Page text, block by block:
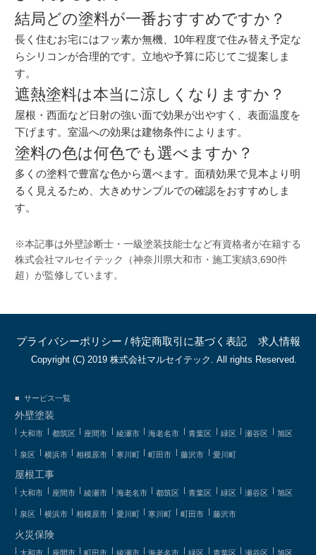
結局どの塗料が一番おすすめですか？
長く住むお宅にはフッ素か無機、10年程度で住み替え予定な
らシリコンが合理的です。立地や予算に応じてご提案しま
す。
遮熱塗料は本当に涼しくなりますか？
屋根・西面など日射の強い面で効果が出やすく、表面温度を
下げます。室温への効果は建物条件によります。
塗料の色は何色でも選べますか？
多くの塗料で豊富な色から選べます。面積効果で見本より明
るく見えるため、大きめサンプルでの確認をおすすめしま
す。
※本記事は外壁診断士・一級塗装技能士など有資格者が在籍する
株式会社マルセイテック（神奈川県大和市・施工実績3,690件
超）が監修しています。
プライバシーポリシー / 特定商取引に基づく表記 求人情報
Copyright (C) 2019 株式会社マルセイテック. All rights Reserved.
サービス一覧
外壁塗装
大和市 都筑区 座間市 綾瀬市 海老名市 青葉区 緑区 瀬谷区 旭区
泉区 横浜市 相模原市 寒川町 町田市 藤沢市 愛川町
屋根工事
大和市 座間市 綾瀬市 海老名市 都筑区 青葉区 緑区 瀬谷区 旭区
泉区 横浜市 相模原市 愛川町 寒川町 町田市 藤沢市
火災保険
大和市 座間市 町田市 綾瀬市 海老名市 緑区 青葉区 瀬谷区 旭区